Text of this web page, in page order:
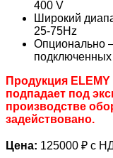
400 V
Широкий
25-75Hz
Опционально
подключенных
Продукция
подпадает под
производстве
задействовано.
Цена: 125000 ₽ с